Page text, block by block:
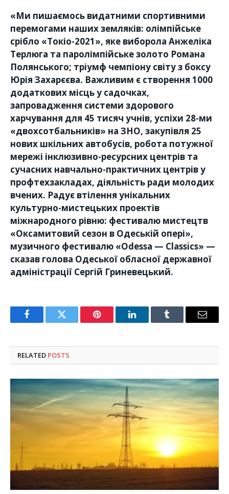
«Ми пишаємось видатними спортивними
перемогами наших земляків: олімпійське
срібло «Токіо-2021», яке виборола Анжеліка
Терлюга та паролімпійське золото Романа
Полянського; тріумф чемпіону світу з боксу
Юрія Захарєєва. Важливим є створення 1000
додаткових місць у садочках,
запровадження системи здорового
харчування для 45 тисяч учнів, успіхи 28-ми
«двохсотбальників» на ЗНО, закупівля 25
нових шкільних автобусів, робота потужної
мережі інклюзивно-ресурсних центрів та
сучасних навчально-практичних центрів у
профтехзакладах, діяльність ради молодих
вчених. Радує втілення унікальних
культурно-мистецьких проектів
міжнародного рівню: фестивалю мистецтв
«Оксамитовий сезон в Одеській опері»,
музичного фестивалю «Odessa — Classics» —
сказав голова Одеської обласної державної
адміністрації Сергій Гриневецький.
FacebookTwitter Pinterest LinkedInTumblr Email
RELATED POSTS